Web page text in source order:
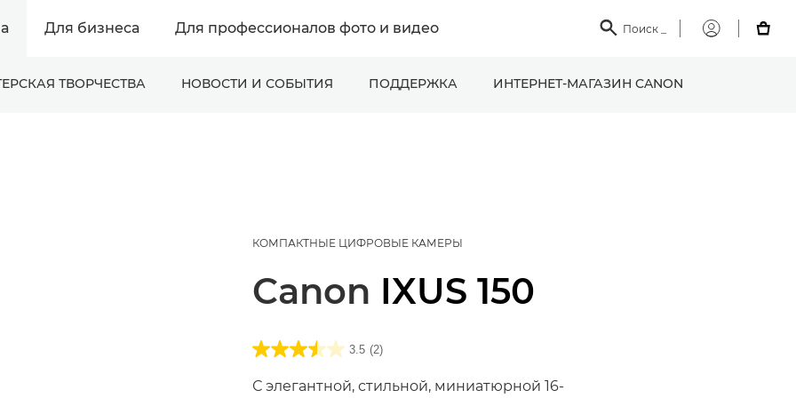
Для бизнеса Для профессионалов фото и видео  Поиск
Мой

ТВОРЧЕСТВА НОВОСТИ И СОБЫТИЯ ПОДДЕРЖКА ИНТЕРНЕТ-МАГАЗИН CANON
КОМПАКТНЫЕ ЦИФРОВЫЕ КАМЕРЫ
Canon IXUS 150
3.5 (2)
С элегантной, стильной, миниатюрной 16-